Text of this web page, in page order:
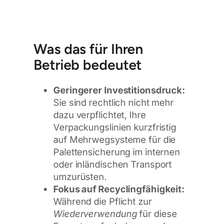
Was das für Ihren
Betrieb bedeutet
Geringerer Investitionsdruck:
Sie sind rechtlich nicht mehr
dazu verpflichtet, Ihre
Verpackungslinien kurzfristig
auf Mehrwegsysteme für die
Palettensicherung im internen
oder inländischen Transport
umzurüsten.
Fokus auf Recyclingfähigkeit:
Während die Pflicht zur
Wiederverwendungfür diese